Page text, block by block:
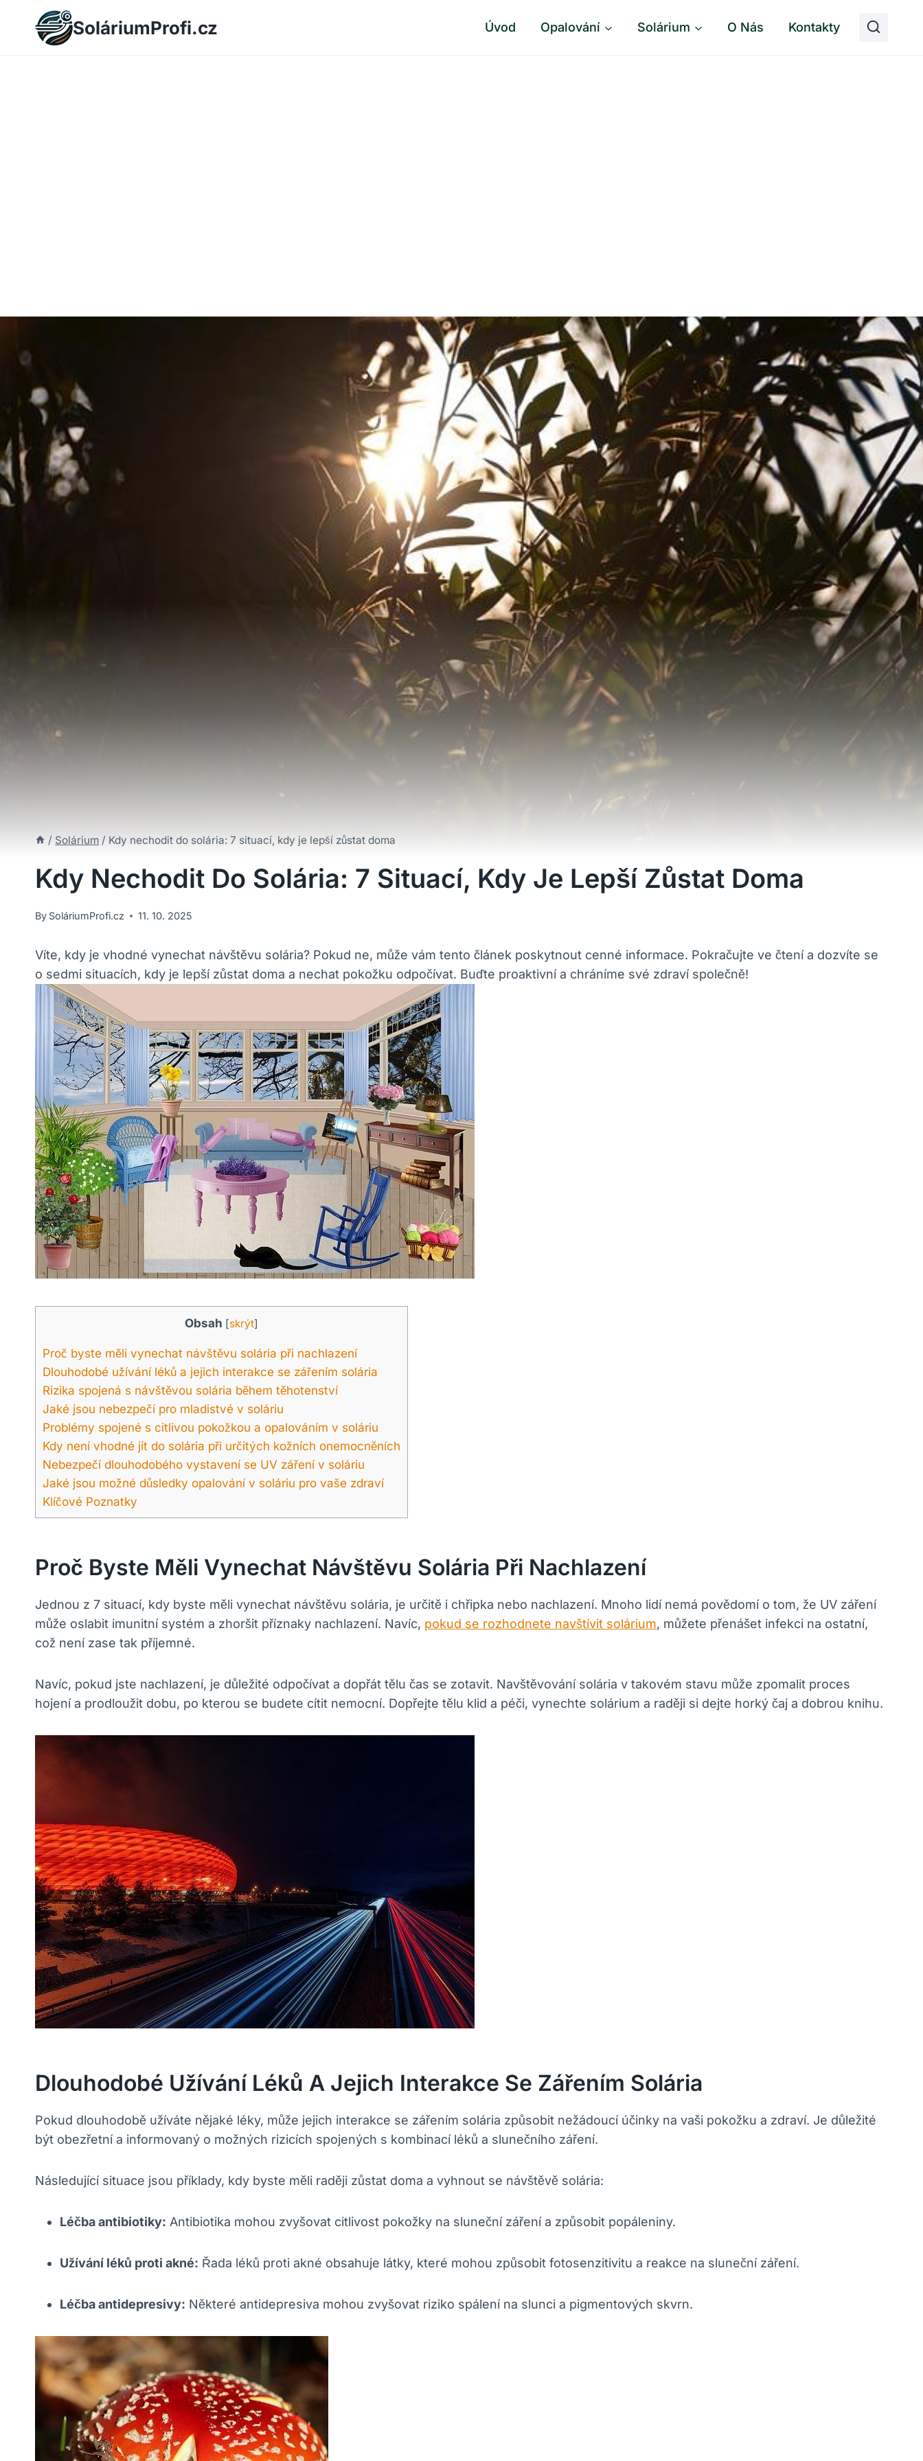
SoláriumProfi.cz Úvod Opalování Solárium O Nás Kontakty
/ Solárium / Kdy nechodit do solária: 7 situací, kdy je lepší zůstat doma
Kdy Nechodit Do Solária: 7 Situací, Kdy Je Lepší Zůstat Doma
By SoláriumProfi.cz 11. 10. 2025
Víte, kdy je vhodné vynechat návštěvu solária? Pokud ne, může vám tento článek poskytnout cenné informace. Pokračujte ve čtení a dozvíte se
o sedmi situacích, kdy je lepší zůstat doma a nechat pokožku odpočívat. Buďte proaktivní a chráníme své zdraví společně!
Obsah [skrýt]
Proč byste měli vynechat návštěvu solária při nachlazení
Dlouhodobé užívání léků a jejich interakce se zářením solária
Rizika spojená s návštěvou solária během těhotenství
Jaké jsou nebezpečí pro mladistvé v soláriu
Problémy spojené s citlivou pokožkou a opalováním v soláriu
Kdy není vhodné jít do solária při určitých kožních onemocněních
Nebezpečí dlouhodobého vystavení se UV záření v soláriu
Jaké jsou možné důsledky opalování v soláriu pro vaše zdraví
Klíčové Poznatky
Proč Byste Měli Vynechat Návštěvu Solária Při Nachlazení
Jednou z 7 situací, kdy byste měli vynechat návštěvu solária, je určitě i chřipka nebo nachlazení. Mnoho lidí nemá povědomí o tom, že UV záření
může oslabit imunitní systém a zhoršit příznaky nachlazení. Navíc, pokud se rozhodnete navštívit solárium, můžete přenášet infekci na ostatní,
což není zase tak příjemné.
Navíc, pokud jste nachlazení, je důležité odpočívat a dopřát tělu čas se zotavit. Navštěvování solária v takovém stavu může zpomalit proces
hojení a prodloužit dobu, po kterou se budete cítit nemocní. Dopřejte tělu klid a péči, vynechte solárium a raději si dejte horký čaj a dobrou knihu.
Dlouhodobé Užívání Léků A Jejich Interakce Se Zářením Solária
Pokud dlouhodobě užíváte nějaké léky, může jejich interakce se zářením solária způsobit nežádoucí účinky na vaši pokožku a zdraví. Je důležité
být obezřetní a informovaný o možných rizicích spojených s kombinací léků a slunečního záření.
Následující situace jsou příklady, kdy byste měli raději zůstat doma a vyhnout se návštěvě solária:
Léčba antibiotiky: Antibiotika mohou zvyšovat citlivost pokožky na sluneční záření a způsobit popáleniny.
Užívání léků proti akné: Řada léků proti akné obsahuje látky, které mohou způsobit fotosenzitivitu a reakce na sluneční záření.
Léčba antidepresivy: Některé antidepresiva mohou zvyšovat riziko spálení na slunci a pigmentových skvrn.